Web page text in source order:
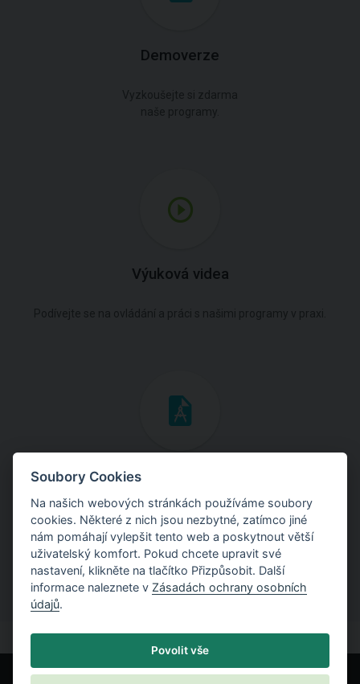
Demoverze
Výuková videa
Inženýrské manuály
Stáhněte si manuály s teoretickými i praktickými ukázkami
použití programů.
Soubory Cookies
Na našich webových stránkách používáme soubory
cookies. Některé z nich jsou nezbytné, zatímco jiné
nám pomáhají vylepšit tento web a poskytnout větší
uživatelský komfort. Pokud chcete upravit své
nastavení, klikněte na tlačítko Přizpůsobit. Další
informace naleznete v Zásadách ochrany osobních
údajů.
Povolit vše